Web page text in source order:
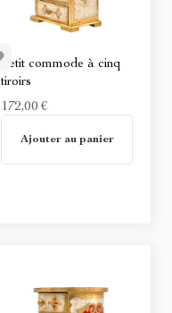
Petit commode à cinq
tiroirs
172,00 €
Ajouter au panier